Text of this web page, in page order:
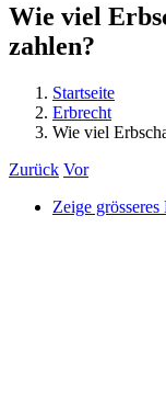
Wie viel
zahlen?
Startseite
Erbrecht
Wie viel
Zurück Vor
Zeige grösseres